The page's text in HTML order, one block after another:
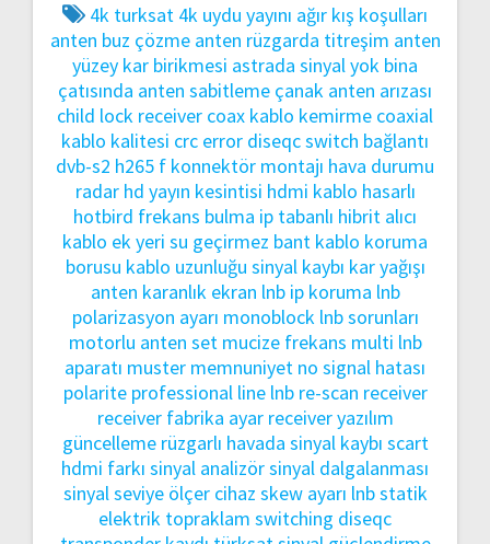
4k turksat 4k uydu yayını ağır kış koşulları
anten buz çözme anten rüzgarda titreşim anten
yüzey kar birikmesi astrada sinyal yok bina
çatısında anten sabitleme çanak anten arızası
child lock receiver coax kablo kemirme coaxial
kablo kalitesi crc error diseqc switch bağlantı
dvb-s2 h265 f konnektör montajı hava durumu
radar hd yayın kesintisi hdmi kablo hasarlı
hotbird frekans bulma ip tabanlı hibrit alıcı
kablo ek yeri su geçirmez bant kablo koruma
borusu kablo uzunluğu sinyal kaybı kar yağışı
anten karanlık ekran lnb ip koruma lnb
polarizasyon ayarı monoblock lnb sorunları
motorlu anten set mucize frekans multi lnb
aparatı muster memnuniyet no signal hatası
polarite professional line lnb re-scan receiver
receiver fabrika ayar receiver yazılım
güncelleme rüzgarlı havada sinyal kaybı scart
hdmi farkı sinyal analizörsinyal dalgalanması
sinyal seviye ölçer cihaz skew ayarı lnbstatik
elektrik topraklam switching diseqc